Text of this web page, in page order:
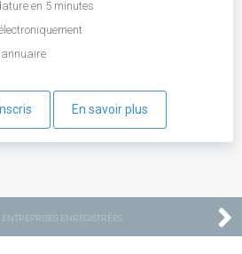
en 5 minutes
En savoir plus
ENTREPRISES ENREGISTRÉES